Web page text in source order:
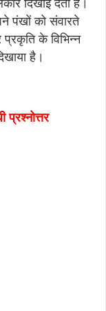
दिखाई देता है।
पंखों को संवारते
प्रकृति के विभिन्न
है।
प्रश्नोत्तर